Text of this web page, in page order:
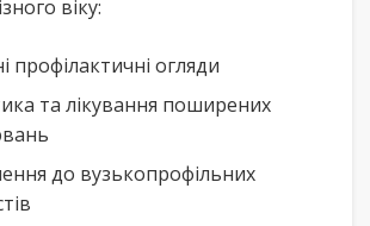
віку:
профілактичні огляди
та лікування поширених
до вузькопрофільних